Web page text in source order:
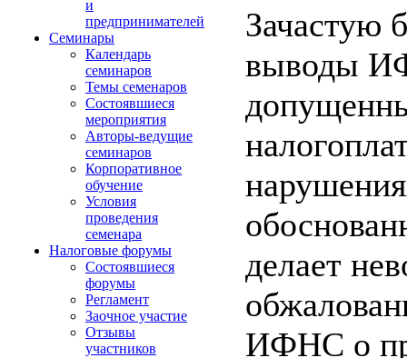
и
предпринимателей
Семинары
Календарь
семинаров
Темы семенаров
Состоявшиеся
мероприятия
Авторы-ведущие
семинаров
Корпоративное
обучение
Условия
проведения
семенара
Налоговые форумы
Состоявшиеся
форумы
Регламент
Заочное участие
Отзывы
участников
Зачастую
выводы
делает
ИФНС о